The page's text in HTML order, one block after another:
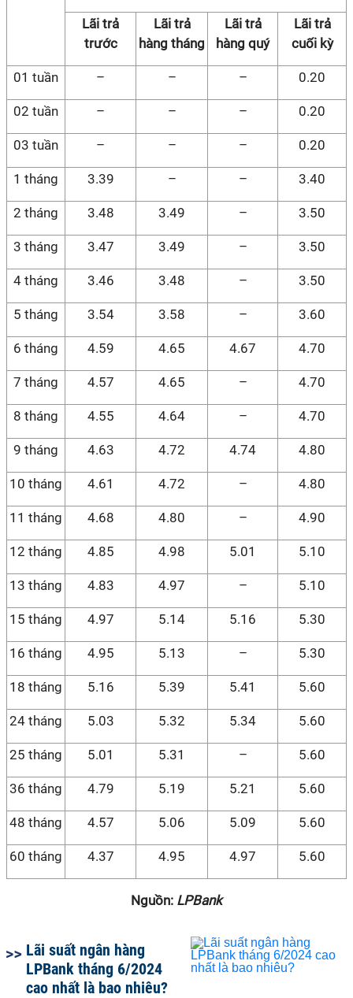
Lãi trả
trước
Lãi trả
hàng tháng
Lãi trả
hàng quý
Lãi trả
cuối kỳ
01 tuần – – – 0.20
02 tuần – – – 0.20
03 tuần – – – 0.20
1 tháng 3.39 – – 3.40
2 tháng 3.48 3.49 – 3.50
3 tháng 3.47 3.49 – 3.50
4 tháng 3.46 3.48 – 3.50
5 tháng 3.54 3.58 – 3.60
6 tháng 4.59 4.65 4.67 4.70
7 tháng 4.57 4.65 – 4.70
8 tháng 4.55 4.64 – 4.70
9 tháng 4.63 4.72 4.74 4.80
10 tháng 4.61 4.72 – 4.80
11 tháng 4.68 4.80 – 4.90
12 tháng 4.85 4.98 5.01 5.10
13 tháng 4.83 4.97 – 5.10
15 tháng 4.97 5.14 5.16 5.30
16 tháng 4.95 5.13 – 5.30
18 tháng 5.16 5.39 5.41 5.60
24 tháng 5.03 5.32 5.34 5.60
25 tháng 5.01 5.31 – 5.60
36 tháng 4.79 5.19 5.21 5.60
48 tháng 4.57 5.06 5.09 5.60
60 tháng 4.37 4.95 4.97 5.60
Nguồn: LPBank
Lãi suất ngân hàng
LPBank tháng 6/2024
cao nhất là bao nhiêu?